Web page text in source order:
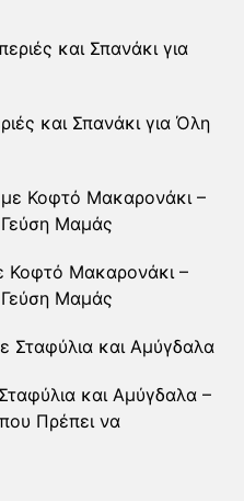
και Σπανάκι για Όλη
Κοφτό Μακαρονάκι –
Μαμάς
και Αμύγδαλα –
Πρέπει να